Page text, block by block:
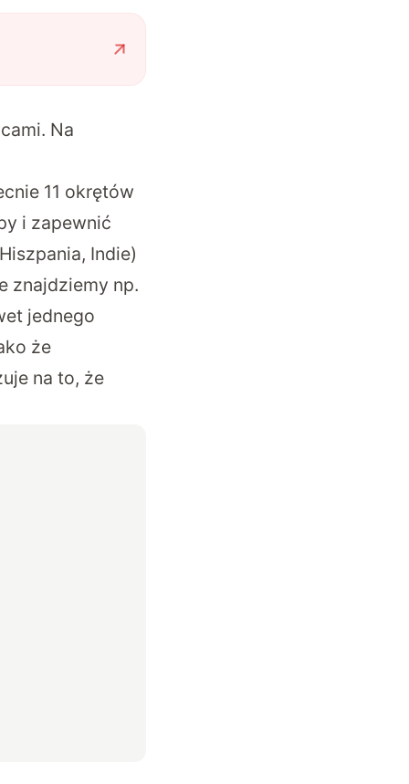
Na
11 okrętów
i zapewnić
Indie)
znajdziemy np.
jednego
że
na to, że